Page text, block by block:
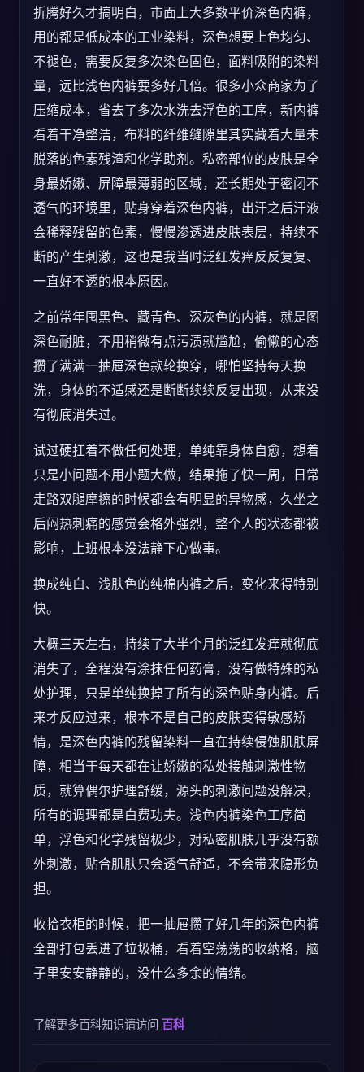
折腾好久才搞明白，市面上大多数平价深色内裤，
用的都是低成本的工业染料，深色想要上色均匀、
不褪色，需要反复多次染色固色，面料吸附的染料
量，远比浅色内裤要多好几倍。很多小众商家为了
压缩成本，省去了多次水洗去浮色的工序，新内裤
看着干净整洁，布料的纤维缝隙里其实藏着大量未
脱落的色素残渣和化学助剂。私密部位的皮肤是全
身最娇嫩、屏障最薄弱的区域，还长期处于密闭不
透气的环境里，贴身穿着深色内裤，出汗之后汗液
会稀释残留的色素，慢慢渗透进皮肤表层，持续不
断的产生刺激，这也是我当时泛红发痒反反复复、
一直好不透的根本原因。
之前常年囤黑色、藏青色、深灰色的内裤，就是图
深色耐脏，不用稍微有点污渍就尴尬，偷懒的心态
攒了满满一抽屉深色款轮换穿，哪怕坚持每天换
洗，身体的不适感还是断断续续反复出现，从来没
有彻底消失过。
试过硬扛着不做任何处理，单纯靠身体自愈，想着
只是小问题不用小题大做，结果拖了快一周，日常
走路双腿摩擦的时候都会有明显的异物感，久坐之
后闷热刺痛的感觉会格外强烈，整个人的状态都被
影响，上班根本没法静下心做事。
换成纯白、浅肤色的纯棉内裤之后，变化来得特别
快。
大概三天左右，持续了大半个月的泛红发痒就彻底
消失了，全程没有涂抹任何药膏，没有做特殊的私
处护理，只是单纯换掉了所有的深色贴身内裤。后
来才反应过来，根本不是自己的皮肤变得敏感矫
情，是深色内裤的残留染料一直在持续侵蚀肌肤屏
障，相当于每天都在让娇嫩的私处接触刺激性物
质，就算偶尔护理舒缓，源头的刺激问题没解决，
所有的调理都是白费功夫。浅色内裤染色工序简
单，浮色和化学残留极少，对私密肌肤几乎没有额
外刺激，贴合肌肤只会透气舒适，不会带来隐形负
担。
收拾衣柜的时候，把一抽屉攒了好几年的深色内裤
全部打包丢进了垃圾桶，看着空荡荡的收纳格，脑
子里安安静静的，没什么多余的情绪。
了解更多百科知识请访问 百科